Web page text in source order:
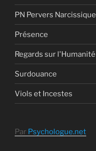
PN Pervers Narcissique
Présence
Regards sur l'Humanité
Surdouance
Viols et Incestes
Par Psychologue.net